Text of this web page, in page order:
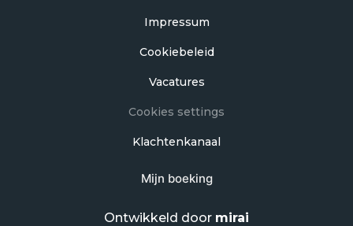
Impressum
Cookiebeleid
Vacatures
Cookies settings
Klachtenkanaal
Mijn boeking
Ontwikkeld door mirai